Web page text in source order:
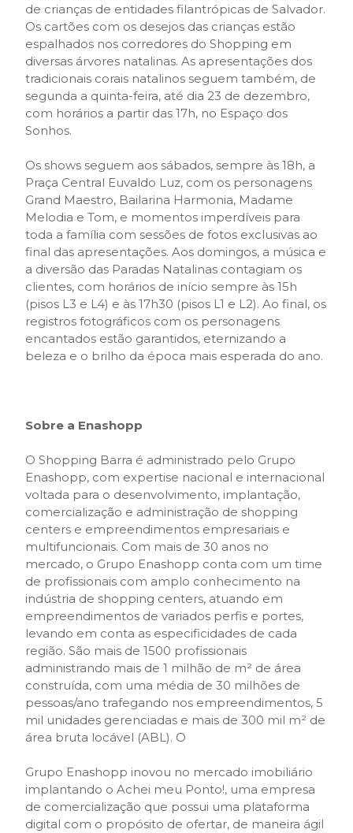
de crianças de entidades filantrópicas de Salvador.
Os cartões com os desejos das crianças estão
espalhados nos corredores do Shopping em
diversas árvores natalinas. As apresentações dos
tradicionais corais natalinos seguem também, de
segunda a quinta-feira, até dia 23 de dezembro,
com horários a partir das 17h, no Espaço dos
Sonhos.
Os shows seguem aos sábados, sempre às 18h, a
Praça Central Euvaldo Luz, com os personagens
Grand Maestro, Bailarina Harmonia, Madame
Melodia e Tom, e momentos imperdíveis para
toda a família com sessões de fotos exclusivas ao
final das apresentações. Aos domingos, a música e
a diversão das Paradas Natalinas contagiam os
clientes, com horários de início sempre às 15h
(pisos L3 e L4) e às 17h30 (pisos L1 e L2). Ao final, os
registros fotográficos com os personagens
encantados estão garantidos, eternizando a
beleza e o brilho da época mais esperada do ano.
Sobre a Enashopp
O Shopping Barra é administrado pelo Grupo
Enashopp, com expertise nacional e internacional
voltada para o desenvolvimento, implantação,
comercialização e administração de shopping
centers e empreendimentos empresariais e
multifuncionais. Com mais de 30 anos no
mercado, o Grupo Enashopp conta com um time
de profissionais com amplo conhecimento na
indústria de shopping centers, atuando em
empreendimentos de variados perfis e portes,
levando em conta as especificidades de cada
região. São mais de 1500 profissionais
administrando mais de 1 milhão de m² de área
construída, com uma média de 30 milhões de
pessoas/ano trafegando nos empreendimentos, 5
mil unidades gerenciadas e mais de 300 mil m² de
área bruta locável (ABL). O
Grupo Enashopp inovou no mercado imobiliário
implantando o Achei meu Ponto!, uma empresa
de comercialização que possui uma plataforma
digital com o propósito de ofertar, de maneira ágil